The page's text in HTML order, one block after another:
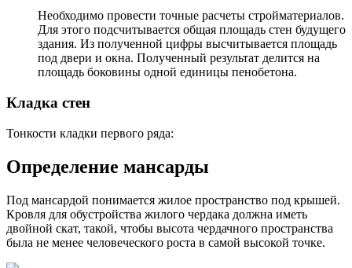
Необходимо провести точные расчеты стройматериалов.
Для этого подсчитывается общая площадь стен будущего
здания. Из полученной цифры высчитывается площадь
под двери и окна. Полученный результат делится на
площадь боковины одной единицы пенобетона.
Кладка стен
Тонкости кладки первого ряда:
Определение мансарды
Под мансардой понимается жилое пространство под крышей.
Кровля для обустройства жилого чердака должна иметь
двойной скат, такой, чтобы высота чердачного пространства
была не менее человеческого роста в самой высокой точке.